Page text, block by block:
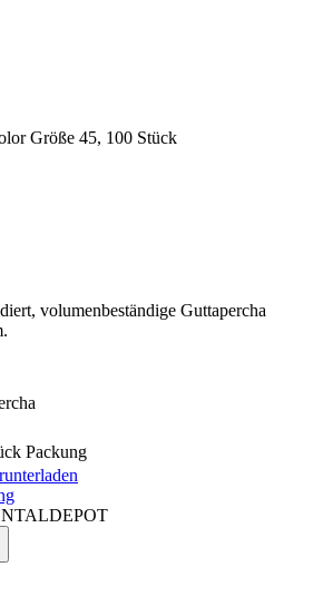
volumenbeständige Guttapercha
Packung